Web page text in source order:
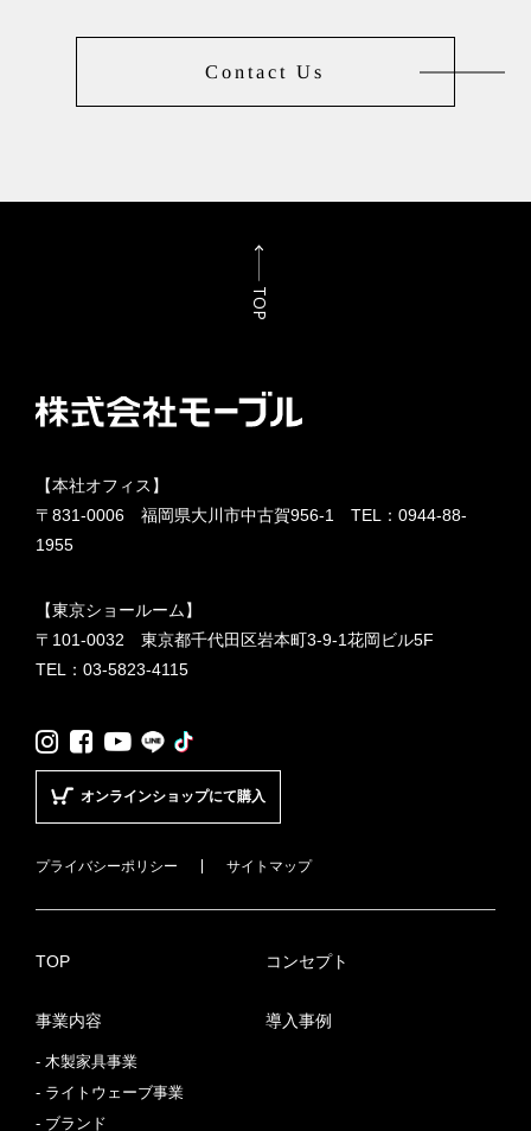
Contact Us
【本社オフィス】
〒831-0006 福岡県大川市中古賀956-1 TEL： 0944-88-
1955
【東京ショールーム】
〒101-0032 東京都千代田区岩本町3-9-1花岡ビル5F
TEL： 03-5823-4115
Instagram
Facebook
YouTube
LINE
オンラインショップにて購入
プライバシーポリシー サイトマップ
TOP コンセプト
事業内容
木製家具事業
ライトウェーブ事業
ブランド
導入事例
TOP